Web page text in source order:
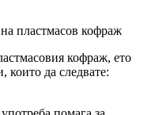
пластмасов кофраж
кофраж, ето
които да следвате: